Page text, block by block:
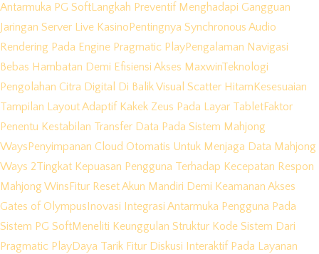
Antarmuka PG SoftLangkah Preventif Menghadapi Gangguan
Jaringan Server Live Kasino Pentingnya Synchronous Audio
Rendering Pada Engine Pragmatic PlayPengalaman Navigasi
Bebas Hambatan Demi Efisiensi Akses MaxwinTeknologi
Pengolahan Citra Digital Di Balik Visual Scatter Hitam Kesesuaian
Tampilan Layout Adaptif Kakek Zeus Pada Layar TabletFaktor
Penentu Kestabilan Transfer Data Pada Sistem Mahjong
Ways Penyimpanan Cloud Otomatis Untuk Menjaga Data Mahjong
Ways 2Tingkat Kepuasan Pengguna Terhadap Kecepatan Respon
Mahjong Wins Fitur Reset Akun Mandiri Demi Keamanan Akses
Gates of Olympus Inovasi Integrasi Antarmuka Pengguna Pada
Sistem PG SoftMeneliti Keunggulan Struktur Kode Sistem Dari
Pragmatic PlayDaya Tarik Fitur Diskusi Interaktif Pada Layanan